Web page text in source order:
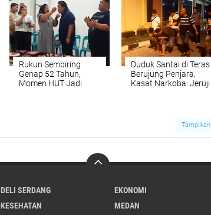
Transparansi
Dipertanyakan
Rukun Sembiring
Genap 52 Tahun,
Momen HUT Jadi
Duduk Santai di Teras
Berujung Penjara,
Kasat Narkoba: Jeruji
Tampilkan
DELI SERDANG
EKONOMI
KESEHATAN MEDAN